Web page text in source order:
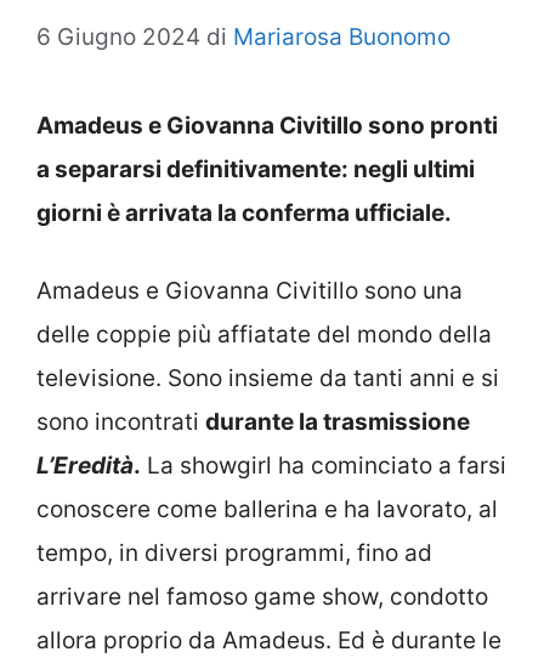
6 Giugno 2024 di Mariarosa Buonomo
Amadeus e Giovanna Civitillo sono pronti
a separarsi definitivamente: negli ultimi
giorni è arrivata la conferma ufficiale.
Amadeus e Giovanna Civitillo sono una
delle coppie più affiatate del mondo della
televisione. Sono insieme da tanti anni e si
sono incontrati durante la trasmissione
L’Eredità. La showgirl ha cominciato a farsi
conoscere come ballerina e ha lavorato, al
tempo, in diversi programmi, fino ad
arrivare nel famoso game show, condotto
allora proprio da Amadeus. Ed è durante le